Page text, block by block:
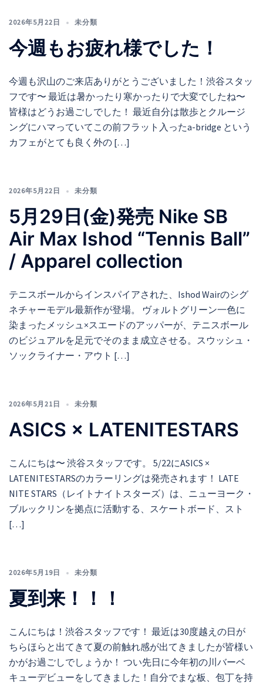
2026年5月22日 未分類
今週もお疲れ様でした！
今週も沢山のご来店ありがとうございました！渋谷スタッ
フです〜 最近は暑かったり寒かったりで大変でしたね〜
皆様はどうお過ごしでした！ 最近自分は散歩とクルージ
ングにハマっていてこの前フラット入ったa-bridge という
カフェがとても良く外の […]
2026年5月22日 未分類
5月29日(金)発売 Nike SB
Air Max Ishod “Tennis Ball”
/ Apparel collection
テニスボールからインスパイアされた、Ishod Wairのシグ
ネチャーモデル最新作が登場。 ヴォルトグリーン一色に
染まったメッシュ×スエードのアッパーが、テニスボール
のビジュアルを足元でそのまま成立させる。スウッシュ・
ソックライナー・アウト […]
2026年5月21日 未分類
ASICS × LATENITESTARS
こんにちは〜 渋谷スタッフです。 5/22にASICS ×
LATENITESTARSのカラーリングは発売されます！ LATE
NITE STARS（レイトナイトスターズ）は、ニューヨーク・
ブルックリンを拠点に活動する、スケートボード、スト
[…]
2026年5月19日 未分類
夏到来！！！
こんにちは！渋谷スタッフです！ 最近は30度越えの日が
ちらほらと出てきて夏の前触れ感が出てきましたが皆様い
かがお過ごしでしょうか！ つい先日に今年初の川バーベ
キューデビューをしてきました！自分でまな板、包丁を持